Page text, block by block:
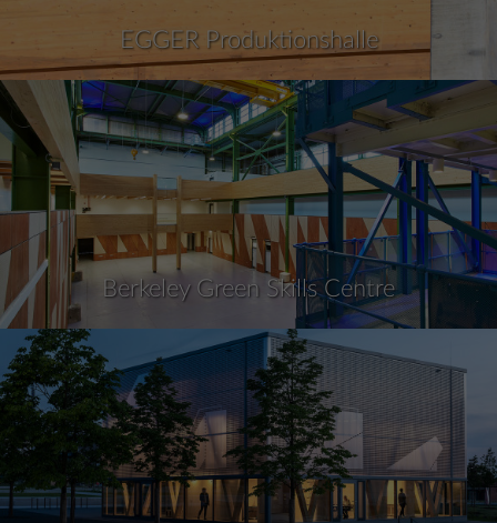
EGGER Produktionshalle
Berkeley Green Skills Centre